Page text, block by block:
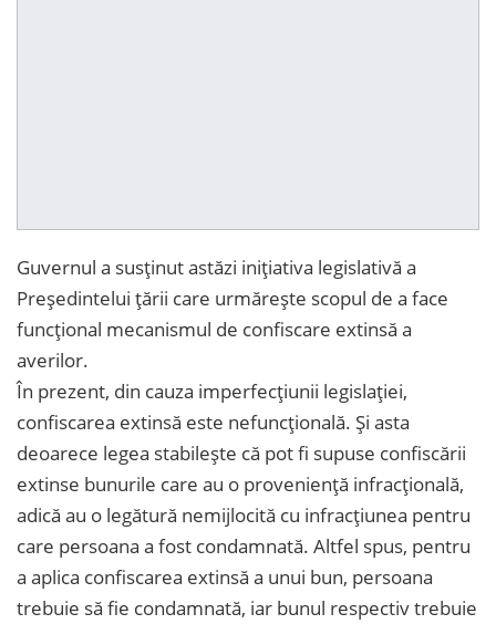
Guvernul a susținut astăzi inițiativa legislativă a
Președintelui țării care urmărește scopul de a face
funcțional mecanismul de confiscare extinsă a
averilor.
În prezent, din cauza imperfecțiunii legislației,
confiscarea extinsă este nefuncțională. Și asta
deoarece legea stabilește că pot fi supuse confiscării
extinse bunurile care au o proveniență infracțională,
adică au o legătură nemijlocită cu infracțiunea pentru
care persoana a fost condamnată. Altfel spus, pentru
a aplica confiscarea extinsă a unui bun, persoana
trebuie să fie condamnată, iar bunul respectiv trebuie